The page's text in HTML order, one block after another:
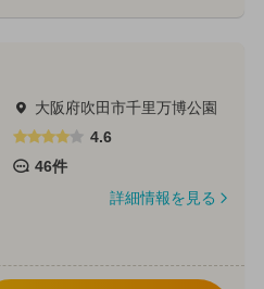
大阪府吹田市千里万博公園
4.6
46件
詳細情報を見る